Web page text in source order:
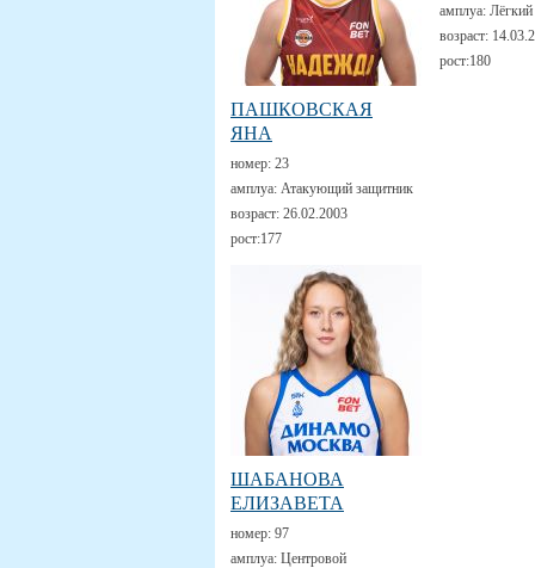
ПАШКОВСКАЯ
ЯНА
номер: 23
амплуа: Атакующий защитник
возраст: 26.02.2003
рост:177
амплуа:
возраст:
рост:180
ШАБАНОВА
ЕЛИЗАВЕТА
номер: 97
амплуа: Центровой